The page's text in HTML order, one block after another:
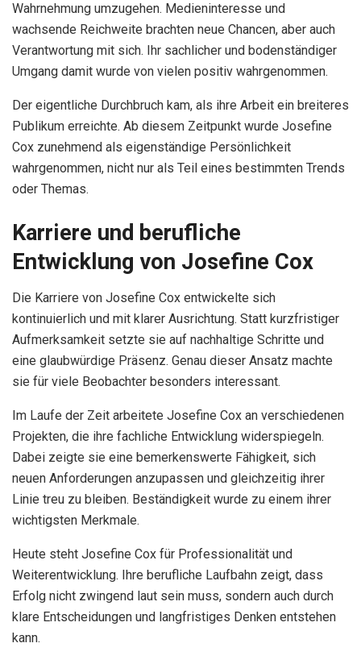
Wahrnehmung umzugehen. Medieninteresse und
wachsende Reichweite brachten neue Chancen, aber auch
Verantwortung mit sich. Ihr sachlicher und bodenständiger
Umgang damit wurde von vielen positiv wahrgenommen.
Der eigentliche Durchbruch kam, als ihre Arbeit ein breiteres
Publikum erreichte. Ab diesem Zeitpunkt wurde Josefine
Cox zunehmend als eigenständige Persönlichkeit
wahrgenommen, nicht nur als Teil eines bestimmten Trends
oder Themas.
Karriere und berufliche
Entwicklung von Josefine Cox
Die Karriere von Josefine Cox entwickelte sich
kontinuierlich und mit klarer Ausrichtung. Statt kurzfristiger
Aufmerksamkeit setzte sie auf nachhaltige Schritte und
eine glaubwürdige Präsenz. Genau dieser Ansatz machte
sie für viele Beobachter besonders interessant.
Im Laufe der Zeit arbeitete Josefine Cox an verschiedenen
Projekten, die ihre fachliche Entwicklung widerspiegeln.
Dabei zeigte sie eine bemerkenswerte Fähigkeit, sich
neuen Anforderungen anzupassen und gleichzeitig ihrer
Linie treu zu bleiben. Beständigkeit wurde zu einem ihrer
wichtigsten Merkmale.
Heute steht Josefine Cox für Professionalität und
Weiterentwicklung. Ihre berufliche Laufbahn zeigt, dass
Erfolg nicht zwingend laut sein muss, sondern auch durch
klare Entscheidungen und langfristiges Denken entstehen
kann.